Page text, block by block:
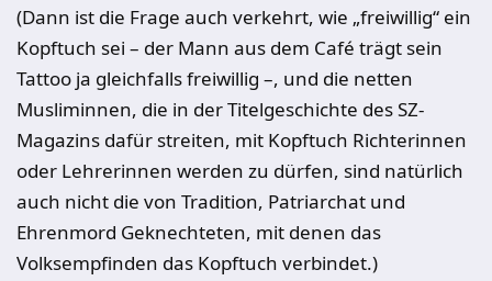
(Dann ist die Frage auch verkehrt, wie „freiwillig“ ein
Kopftuch sei – der Mann aus dem Café trägt sein
Tattoo ja gleichfalls freiwillig –, und die netten
Musliminnen, die in der Titelgeschichte des SZ-
Magazins dafür streiten, mit Kopftuch Richterinnen
oder Lehrerinnen werden zu dürfen, sind natürlich
auch nicht die von Tradition, Patriarchat und
Ehrenmord Geknechteten, mit denen das
Volksempfinden das Kopftuch verbindet.)